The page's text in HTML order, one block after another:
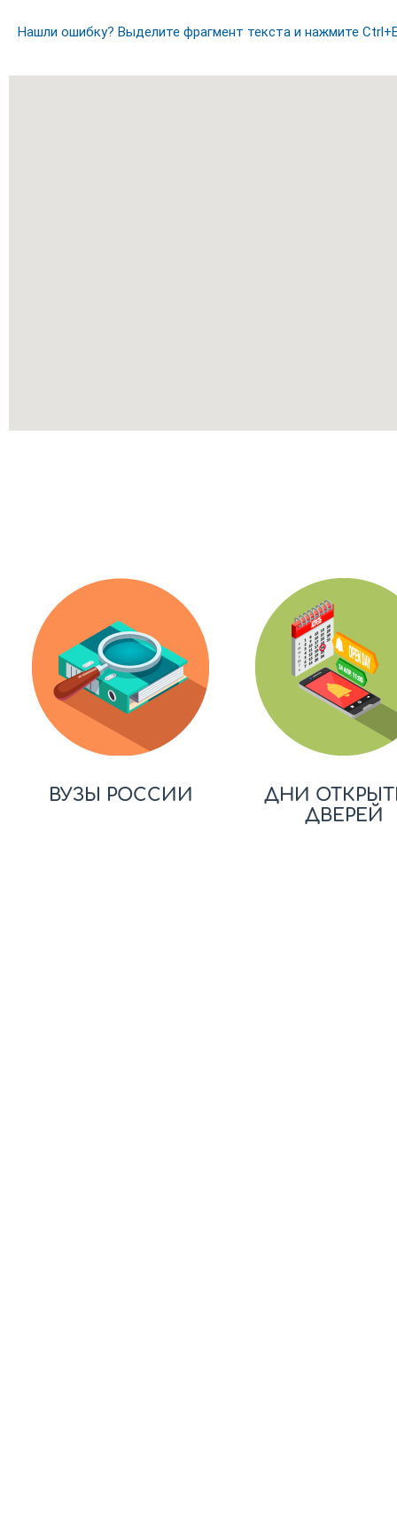
Нашли ошибку? Выделите фрагмент текста и нажмите
ВУЗЫ РОССИИ
ДНИ
ДВЕРЕЙ